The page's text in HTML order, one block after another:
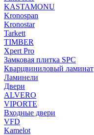
KASTAMONU
Kronospan
Kronostar
Tarkett
TIMBER
Xpert Pro
Замковая плитка SPC
Кварцвиниловый ламинат
Ламинели
Двери
ALVERO
VIPORTE
Входные двери
VFD
Kamelot